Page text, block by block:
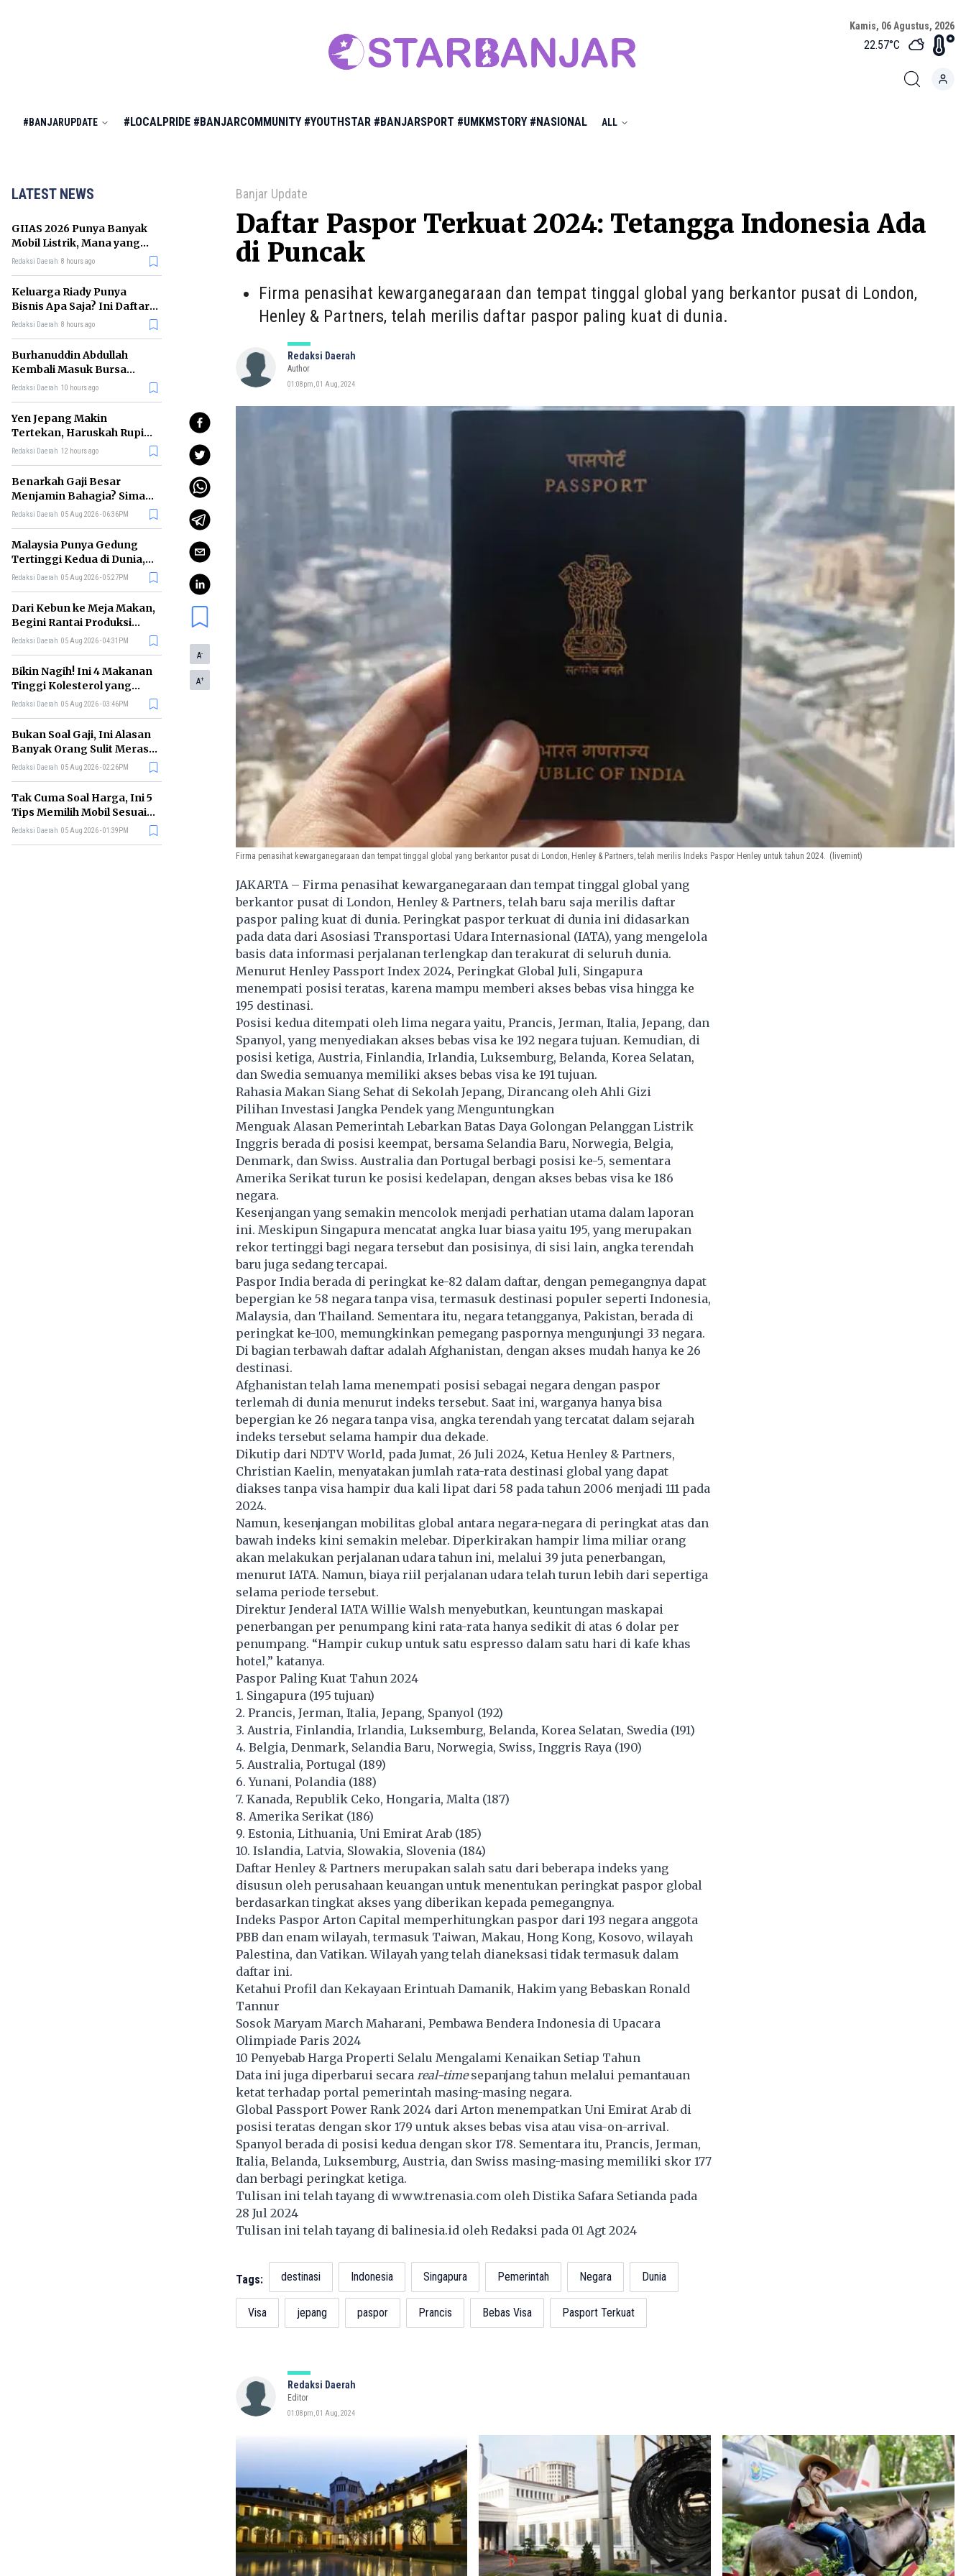
Kamis, 06 Agustus, 2026
22.57°C
#BANJARUPDATE #LOCALPRIDE #BANJARCOMMUNITY #YOUTHSTAR #BANJARSPORT #UMKMSTORY #NASIONAL ALL
LATEST NEWS
GIIAS 2026 Punya Banyak
Mobil Listrik, Mana yang
Cocok untuk Gaji Rp10 Juta?
Redaksi Daerah 8 hours ago
Keluarga Riady Punya
Bisnis Apa Saja? Ini Daftar
Kerajaan Usahanya
Redaksi Daerah 8 hours ago
Burhanuddin Abdullah
Kembali Masuk Bursa
Gubernur BI, Ini Rekam
Redaksi Daerah 10 hours ago
Yen Jepang Makin
Tertekan, Haruskah Rupiah
Ikut Khawatir?
Redaksi Daerah 12 hours ago
Benarkah Gaji Besar
Menjamin Bahagia? Simak
Penjelasan Ilmu Ekonomi
Redaksi Daerah 05 Aug 2026 - 06:36PM
Malaysia Punya Gedung
Tertinggi Kedua di Dunia,
Ini Daftar Lengkap 2026
Redaksi Daerah 05 Aug 2026 - 05:27PM
Dari Kebun ke Meja Makan,
Begini Rantai Produksi
Sawit di Indonesia
Redaksi Daerah 05 Aug 2026 - 04:31PM
Bikin Nagih! Ini 4 Makanan
Tinggi Kolesterol yang
Sebaiknya Dikurangi
Redaksi Daerah 05 Aug 2026 - 03:46PM
Bukan Soal Gaji, Ini Alasan
Banyak Orang Sulit Merasa
Cukup
Redaksi Daerah 05 Aug 2026 - 02:26PM
Tak Cuma Soal Harga, Ini 5
Tips Memilih Mobil Sesuai
Kebutuhan
Redaksi Daerah 05 Aug 2026 - 01:39PM
Banjar Update
Daftar Paspor Terkuat 2024: Tetangga Indonesia Ada
di Puncak
Firma penasihat kewarganegaraan dan tempat tinggal global yang berkantor pusat di London,
Henley & Partners, telah merilis daftar paspor paling kuat di dunia.
Redaksi Daerah
Author
01:08pm, 01 Aug, 2024
A-
A+
Firma penasihat kewarganegaraan dan tempat tinggal global yang berkantor pusat di London, Henley & Partners, telah merilis Indeks Paspor Henley untuk tahun 2024. (livemint)
JAKARTA – Firma penasihat kewarganegaraan dan tempat tinggal global yang
berkantor pusat di London, Henley & Partners, telah baru saja merilis daftar
paspor paling kuat di dunia. Peringkat paspor terkuat di dunia ini didasarkan
pada data dari Asosiasi Transportasi Udara Internasional (IATA), yang mengelola
basis data informasi perjalanan terlengkap dan terakurat di seluruh dunia.
Menurut Henley Passport Index 2024, Peringkat Global Juli, Singapura
menempati posisi teratas, karena mampu memberi akses bebas visa hingga ke
195 destinasi.
Posisi kedua ditempati oleh lima negara yaitu, Prancis, Jerman, Italia, Jepang, dan
Spanyol, yang menyediakan akses bebas visa ke 192 negara tujuan. Kemudian, di
posisi ketiga, Austria, Finlandia, Irlandia, Luksemburg, Belanda, Korea Selatan,
dan Swedia semuanya memiliki akses bebas visa ke 191 tujuan.
Rahasia Makan Siang Sehat di Sekolah Jepang, Dirancang oleh Ahli Gizi
Pilihan Investasi Jangka Pendek yang Menguntungkan
Menguak Alasan Pemerintah Lebarkan Batas Daya Golongan Pelanggan Listrik
Inggris berada di posisi keempat, bersama Selandia Baru, Norwegia, Belgia,
Denmark, dan Swiss. Australia dan Portugal berbagi posisi ke-5, sementara
Amerika Serikat turun ke posisi kedelapan, dengan akses bebas visa ke 186
negara.
Kesenjangan yang semakin mencolok menjadi perhatian utama dalam laporan
ini. Meskipun Singapura mencatat angka luar biasa yaitu 195, yang merupakan
rekor tertinggi bagi negara tersebut dan posisinya, di sisi lain, angka terendah
baru juga sedang tercapai.
Paspor India berada di peringkat ke-82 dalam daftar, dengan pemegangnya dapat
bepergian ke 58 negara tanpa visa, termasuk destinasi populer seperti Indonesia,
Malaysia, dan Thailand. Sementara itu, negara tetangganya, Pakistan, berada di
peringkat ke-100, memungkinkan pemegang paspornya mengunjungi 33 negara.
Di bagian terbawah daftar adalah Afghanistan, dengan akses mudah hanya ke 26
destinasi.
Afghanistan telah lama menempati posisi sebagai negara dengan paspor
terlemah di dunia menurut indeks tersebut. Saat ini, warganya hanya bisa
bepergian ke 26 negara tanpa visa, angka terendah yang tercatat dalam sejarah
indeks tersebut selama hampir dua dekade.
Dikutip dari NDTV World, pada Jumat, 26 Juli 2024, Ketua Henley & Partners,
Christian Kaelin, menyatakan jumlah rata-rata destinasi global yang dapat
diakses tanpa visa hampir dua kali lipat dari 58 pada tahun 2006 menjadi 111 pada
2024.
Namun, kesenjangan mobilitas global antara negara-negara di peringkat atas dan
bawah indeks kini semakin melebar. Diperkirakan hampir lima miliar orang
akan melakukan perjalanan udara tahun ini, melalui 39 juta penerbangan,
menurut IATA. Namun, biaya riil perjalanan udara telah turun lebih dari sepertiga
selama periode tersebut.
Direktur Jenderal IATA Willie Walsh menyebutkan, keuntungan maskapai
penerbangan per penumpang kini rata-rata hanya sedikit di atas 6 dolar per
penumpang. “Hampir cukup untuk satu espresso dalam satu hari di kafe khas
hotel,” katanya.
Paspor Paling Kuat Tahun 2024
1. Singapura (195 tujuan)
2. Prancis, Jerman, Italia, Jepang, Spanyol (192)
3. Austria, Finlandia, Irlandia, Luksemburg, Belanda, Korea Selatan, Swedia (191)
4. Belgia, Denmark, Selandia Baru, Norwegia, Swiss, Inggris Raya (190)
5. Australia, Portugal (189)
6. Yunani, Polandia (188)
7. Kanada, Republik Ceko, Hongaria, Malta (187)
8. Amerika Serikat (186)
9. Estonia, Lithuania, Uni Emirat Arab (185)
10. Islandia, Latvia, Slowakia, Slovenia (184)
Daftar Henley & Partners merupakan salah satu dari beberapa indeks yang
disusun oleh perusahaan keuangan untuk menentukan peringkat paspor global
berdasarkan tingkat akses yang diberikan kepada pemegangnya.
Indeks Paspor Arton Capital memperhitungkan paspor dari 193 negara anggota
PBB dan enam wilayah, termasuk Taiwan, Makau, Hong Kong, Kosovo, wilayah
Palestina, dan Vatikan. Wilayah yang telah dianeksasi tidak termasuk dalam
daftar ini.
Ketahui Profil dan Kekayaan Erintuah Damanik, Hakim yang Bebaskan Ronald
Tannur
Sosok Maryam March Maharani, Pembawa Bendera Indonesia di Upacara
Olimpiade Paris 2024
10 Penyebab Harga Properti Selalu Mengalami Kenaikan Setiap Tahun
Data ini juga diperbarui secara real-timesepanjang tahun melalui pemantauan
ketat terhadap portal pemerintah masing-masing negara.
Global Passport Power Rank 2024 dari Arton menempatkan Uni Emirat Arab di
posisi teratas dengan skor 179 untuk akses bebas visa atau visa-on-arrival.
Spanyol berada di posisi kedua dengan skor 178. Sementara itu, Prancis, Jerman,
Italia, Belanda, Luksemburg, Austria, dan Swiss masing-masing memiliki skor 177
dan berbagi peringkat ketiga.
Tulisan ini telah tayang di www.trenasia.comoleh Distika Safara Setianda pada
28 Jul 2024
Tulisan ini telah tayang dibalinesia.idoleh Redaksi pada 01 Agt 2024
Tags: destinasi Indonesia Singapura Pemerintah Negara Dunia
Visa jepang paspor Prancis Bebas Visa Pasport Terkuat
Redaksi Daerah
Editor
01:08pm, 01 Aug, 2024